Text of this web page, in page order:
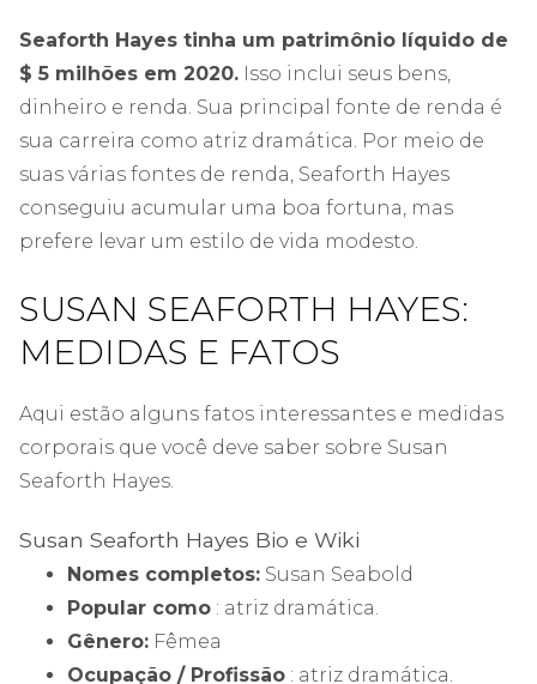
Seaforth Hayes tinha um patrimônio líquido de
$ 5 milhões em 2020. Isso inclui seus bens,
dinheiro e renda. Sua principal fonte de renda é
sua carreira como atriz dramática. Por meio de
suas várias fontes de renda, Seaforth Hayes
conseguiu acumular uma boa fortuna, mas
prefere levar um estilo de vida modesto.
SUSAN SEAFORTH HAYES:
MEDIDAS E FATOS
Aqui estão alguns fatos interessantes e medidas
corporais que você deve saber sobre Susan
Seaforth Hayes.
Susan Seaforth Hayes Bio e Wiki
Nomes completos: Susan Seabold
Popular como : atriz dramática.
Gênero: Fêmea
Ocupação / Profissão : atriz dramática.